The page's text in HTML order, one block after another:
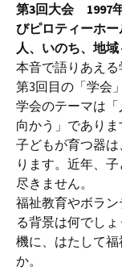
第3回大会 1997
びピロティーホ
人、いのち、地
本音で語りあえる
第3回目の「学会
学会のテーマは
向かう」でありま
子どもが育つ器
ります。近年、
尽きません。
福祉教育やボラ
る背景は何でし
機に、はたして
か。